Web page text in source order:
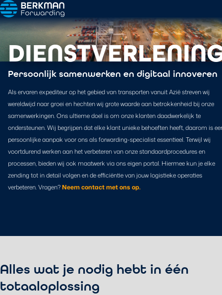
Persoonlijk samenwerken en digitaal innoveren
Als ervaren expediteur op het gebied van transporten vanuit Azië streven wij
wereldwijd naar groei en hechten wij grote waarde aan betrokkenheid bij onze
samenwerkingen. Ons ultieme doel is om onze klanten daadwerkelijk te
ondersteunen. Wij begrijpen dat elke klant unieke behoeften heeft, daarom is
persoonlijke aanpak voor ons als forwarding-specialist essentieel. Terwijl wij
voortdurend werken aan het verbeteren van onze standaardprocedures en
processen, bieden wij ook maatwerk via ons eigen portal. Hiermee kun je elke
zending tot in detail volgen en de efficiëntie van jouw logistieke operaties
verbeteren. Vragen?Neem contact met ons op.
Alles wat je nodig hebt in één
totaaloplossing